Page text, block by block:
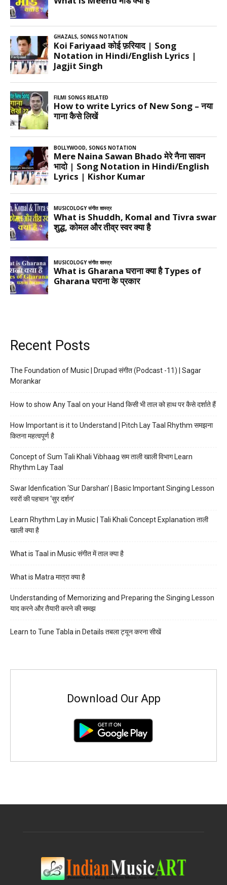
Recent Posts
The Foundation of Music | Drupad संगीत (Podcast -11) | Sagar
Morankar
How to show Any Taal on your Hand किसी भी ताल को हाथ पर कैसे दर्शाते हैं
How Important is it to Understand | Pitch Lay Taal Rhythm समझना
कितना महत्वपूर्ण है
Concept of Sum Tali Khali Vibhaag सम ताली खाली विभाग Learn
Rhythm Lay Taal
Swar Idenfication ‘Sur Darshan’ | Basic Important Singing Lesson
स्वरों की पहचान ‘सुर दर्शन’
Learn Rhythm Lay in Music | Tali Khali Concept Explanation ताली
खाली क्या है
What is Taal in Music संगीत में ताल क्या है
What is Matra मात्रा क्या है
Understanding of Memorizing and Preparing the Singing Lesson
याद करने और तैयारी करने की समझ
Learn to Tune Tabla in Details तबला ट्यून करना सीखें
Download Our App